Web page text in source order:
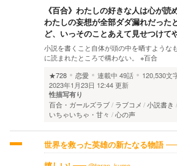
《百合》わたしの好きな人は心が読
わたしの妄想が全部ダダ漏れだった
ど、いっそのことあえて見せつけて
小説を書くこと自体が頭の中を晒すような
に読まれたところで構わない。 ※百合
★728
恋愛 連載中 49話
120,530文
2023年1月23日 12:44 更新
性描写有り
百合・ガールズラブ ラブコメ 小説書き
いちゃいちゃ・甘々
心の声
世界を救った英雄の新たなる物語